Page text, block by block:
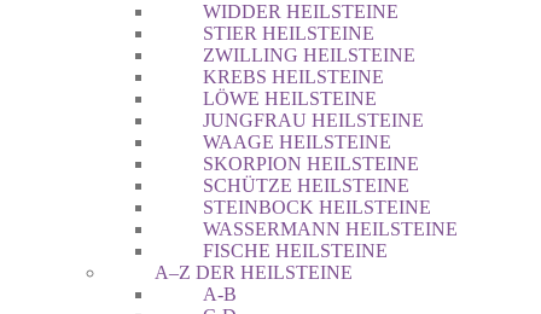
WIDDER HEILSTEINE
STIER HEILSTEINE
ZWILLING HEILSTEINE
KREBS HEILSTEINE
LÖWE HEILSTEINE
JUNGFRAU HEILSTEINE
WAAGE HEILSTEINE
SKORPION HEILSTEINE
SCHÜTZE HEILSTEINE
STEINBOCK HEILSTEINE
WASSERMANN HEILSTEINE
FISCHE HEILSTEINE
A–Z DER HEILSTEINE
A-B